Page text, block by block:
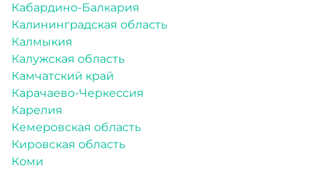
Кабардино-Балкария
Калининградская область
Калмыкия
Калужская область
Камчатский край
Карачаево-Черкессия
Карелия
Кемеровская область
Кировская область
Коми